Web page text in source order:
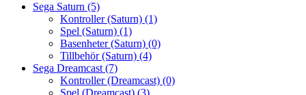
Sega Saturn (5)
Kontroller (Saturn) (1)
Spel (Saturn) (1)
Basenheter (Saturn) (0)
Tillbehör (Saturn) (4)
Sega Dreamcast (7)
Kontroller (Dreamcast) (0)